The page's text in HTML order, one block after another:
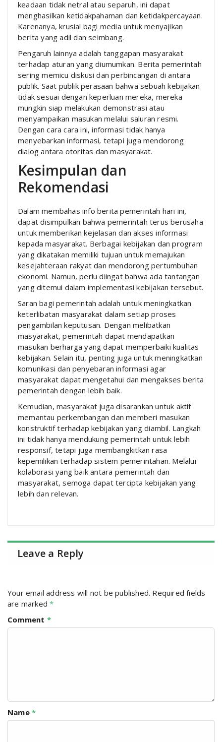
keadaan tidak netral atau separuh, ini dapat
menghasilkan ketidakpahaman dan ketidakpercayaan.
Karenanya, krusial bagi media untuk menyajikan
berita yang adil dan seimbang.
Pengaruh lainnya adalah tanggapan masyarakat
terhadap aturan yang diumumkan. Berita pemerintah
sering memicu diskusi dan perbincangan di antara
publik. Saat publik perasaan bahwa sebuah kebijakan
tidak sesuai dengan keperluan mereka, mereka
mungkin siap melakukan demonstrasi atau
menyampaikan masukan melalui saluran resmi.
Dengan cara cara ini, informasi tidak hanya
menyebarkan informasi, tetapi juga mendorong
dialog antara otoritas dan masyarakat.
Kesimpulan dan
Rekomendasi
Dalam membahas info berita pemerintah hari ini,
dapat disimpulkan bahwa pemerintah terus berusaha
untuk memberikan kejelasan dan akses informasi
kepada masyarakat. Berbagai kebijakan dan program
yang dikatakan memiliki tujuan untuk memajukan
kesejahteraan rakyat dan mendorong pertumbuhan
ekonomi. Namun, perlu diingat bahwa ada tantangan
yang ditemui dalam implementasi kebijakan tersebut.
Saran bagi pemerintah adalah untuk meningkatkan
keterlibatan masyarakat dalam setiap proses
pengambilan keputusan. Dengan melibatkan
masyarakat, pemerintah dapat mendapatkan
masukan berharga yang dapat memperbaiki kualitas
kebijakan. Selain itu, penting juga untuk meningkatkan
komunikasi dan penyebaran informasi agar
masyarakat dapat mengetahui dan mengakses berita
pemerintah dengan lebih baik.
Kemudian, masyarakat juga disarankan untuk aktif
memantau perkembangan dan memberi masukan
konstruktif terhadap kebijakan yang diambil. Langkah
ini tidak hanya mendukung pemerintah untuk lebih
responsif, tetapi juga membangkitkan rasa
kepemilikan terhadap sistem pemerintahan. Melalui
kolaborasi yang baik antara pemerintah dan
masyarakat, semoga dapat tercipta kebijakan yang
lebih dan relevan.
Leave a Reply
Your email address will not be published. Required fields
are marked*
Comment *
Name *